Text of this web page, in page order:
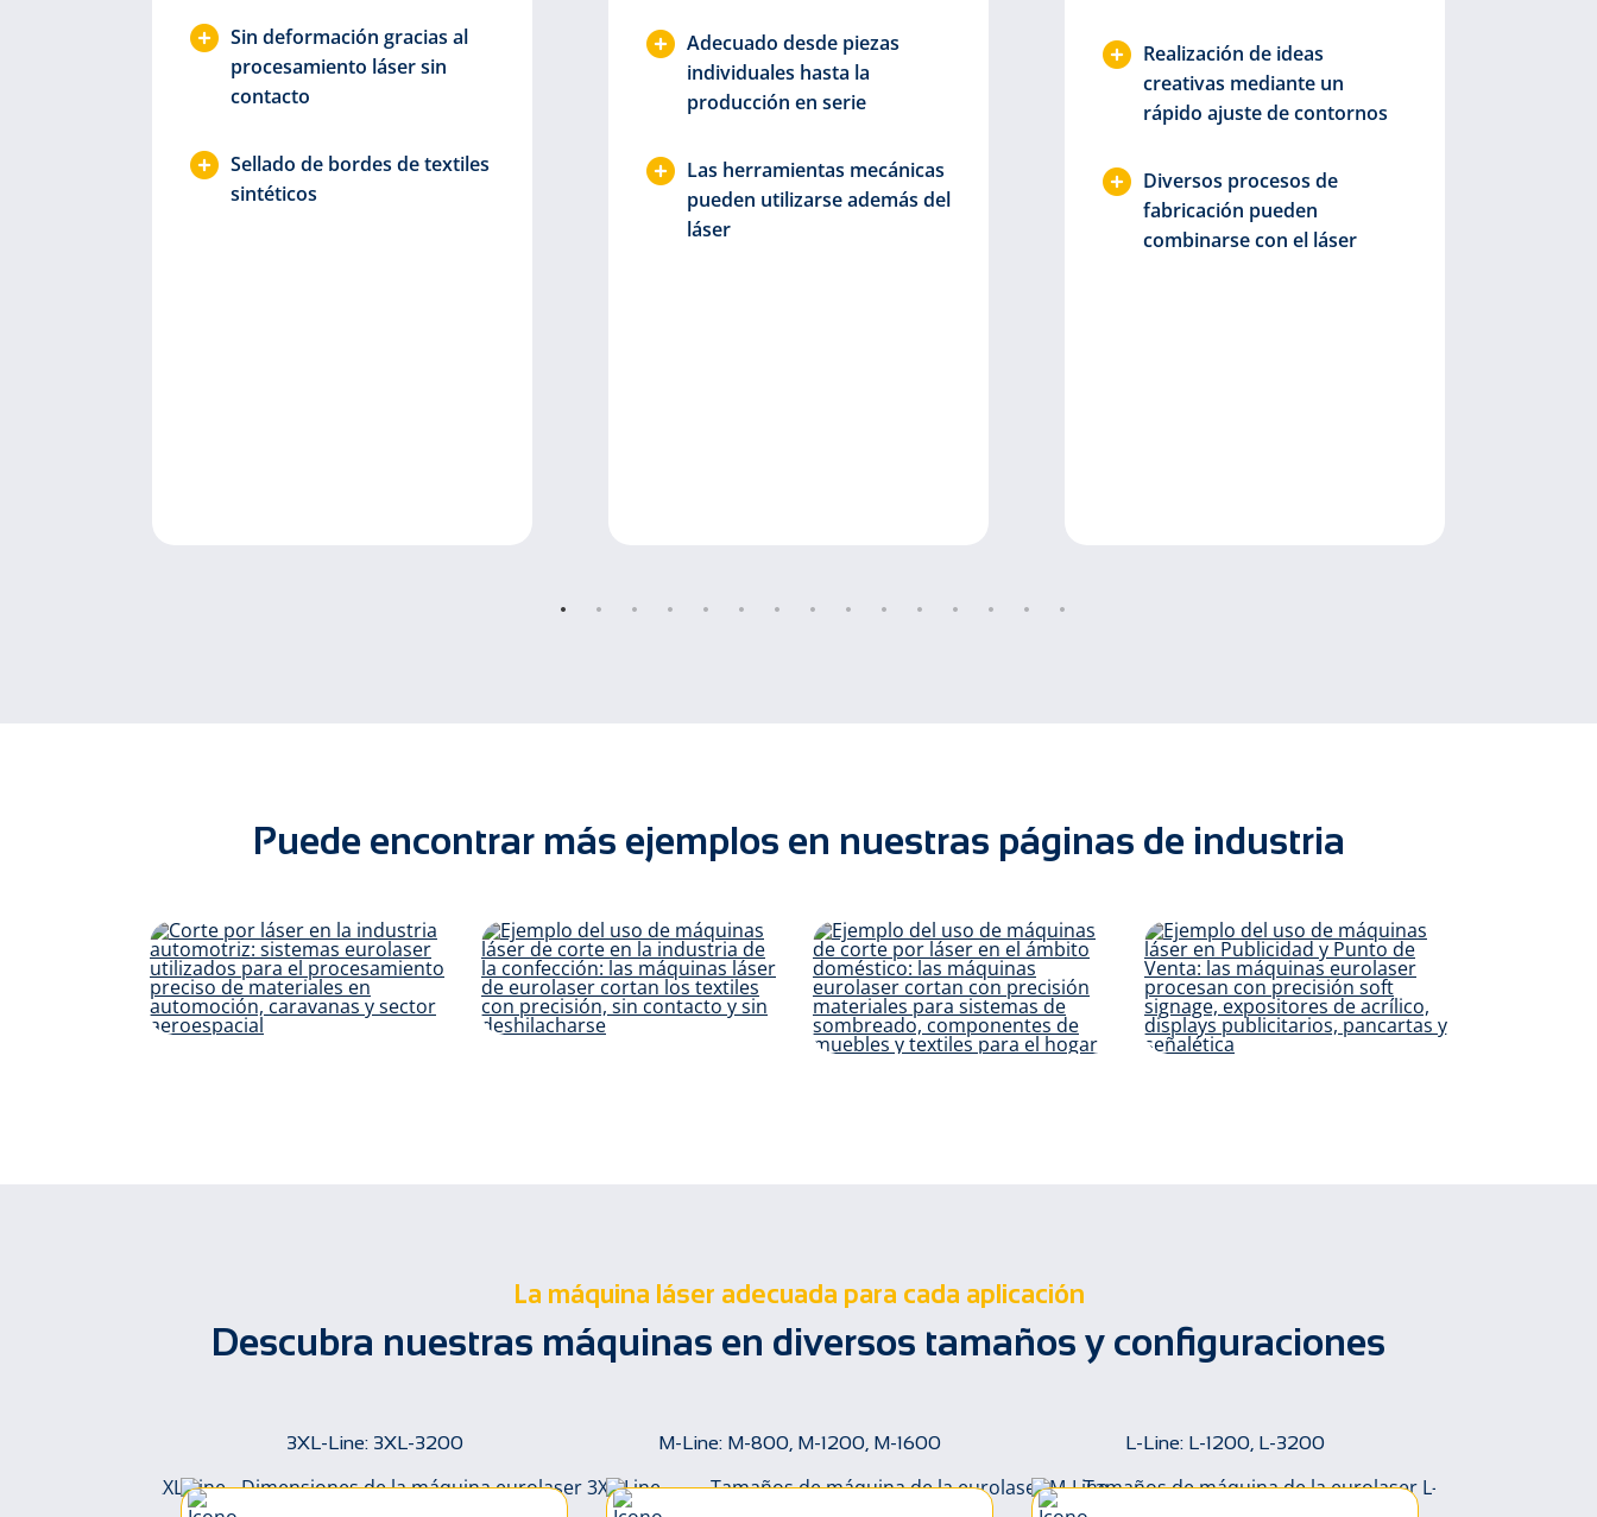
Sin deformación gracias al
procesa­miento láser sin
contacto
Sellado de bordes de textiles
sintéticos
Adecuado desde piezas
individuales hasta la
producción en serie
Las herramientas mecánicas
pueden utilizarse además del
láser
Realización de ideas
creativas mediante un
rápido ajuste de contornos
Diversos procesos de
fabricación pueden
combinarse con el láser
Puede encontrar más ejemplos en nuestras páginas de industria
La máquina láser adecuada para cada aplicación
Descubra nuestras máquinas en diversos tamaños y configuraciones
3XL-Line: 3XL-3200 M-Line: M-800, M-1200, M-1600 L-Line: L-1200, L-3200